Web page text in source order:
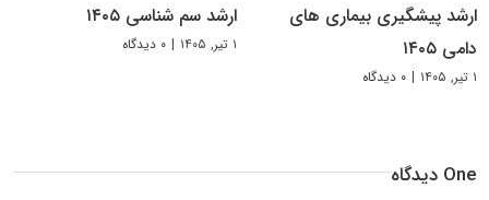
ارشد پیشگیری بیماری های
دامی ۱۴۰۵
۱ تیر, ۱۴۰۵ | ۰ دیدگاه
ارشد سم شناسی ۱۴۰۵
۱ تیر, ۱۴۰۵ | ۰ دیدگاه
One دیدگاه